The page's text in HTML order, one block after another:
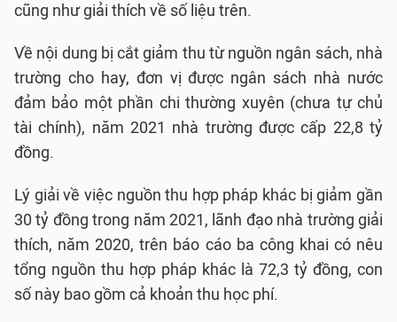
cũng như giải thích về số liệu trên.
Về nội dung bị cắt giảm thu từ nguồn ngân sách, nhà
trường cho hay, đơn vị được ngân sách nhà nước
đảm bảo một phần chi thường xuyên (chưa tự chủ
tài chính), năm 2021 nhà trường được cấp 22,8 tỷ
đồng.
Lý giải về việc nguồn thu hợp pháp khác bị giảm gần
30 tỷ đồng trong năm 2021, lãnh đạo nhà trường giải
thích, năm 2020, trên báo cáo ba công khai có nêu
tổng nguồn thu hợp pháp khác là 72,3 tỷ đồng, con
số này bao gồm cả khoản thu học phí.